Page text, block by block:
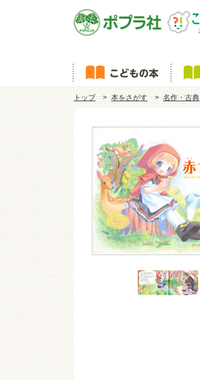
トップ 本をさがす 名作・古典